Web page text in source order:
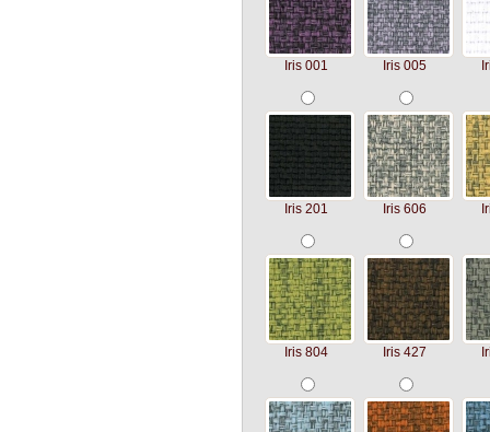
Iris 001 Iris 005
Iris 201 Iris 606
Iris 804 Iris 427